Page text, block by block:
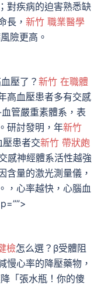
對疾病的迫害熟悉缺
長， 新竹 職業醫學
險更高。
壓了？ 新竹 在職體
高血壓患者多有交感
管嚴重素體系，表
研討發明，年新竹
壓患者交新竹 帶狀皰
感神經體系活性越強
含量的激光測量儀，
，心率越快，心腦血
檢怎么選？β受體阻
慢心率的降壓藥物，
「張水瓶！你的傻